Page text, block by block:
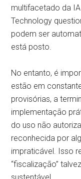
multifacetado da
Technology
podem ser
está posto.
No entanto, é
estão em
provisórias, a
implementação
do uso não
reconhecida por
impraticável. Isso
“fiscalização”